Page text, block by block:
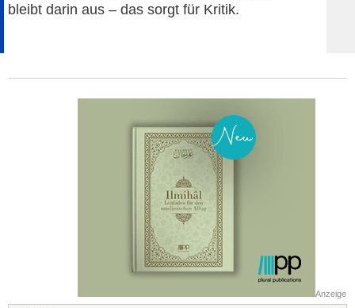
bleibt darin aus – das sorgt für Kritik.
Anzeige